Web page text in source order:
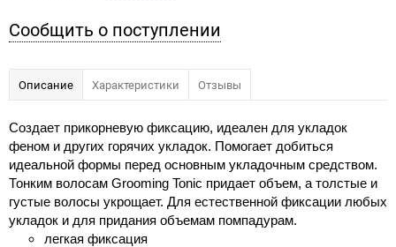
Сообщить о поступлении
Описание Характеристики Отзывы
Создает прикорневую фиксацию, идеален для укладок
феном и других горячих укладок. Помогает добиться
идеальной формы перед основным укладочным средством.
Тонким волосам Grooming Tonic придает объем, а толстые и
густые волосы укрощает. Для естественной фиксации любых
укладок и для придания объемам помпадурам.
легкая фиксация